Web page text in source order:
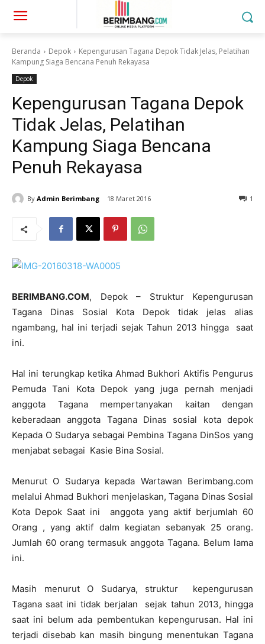
Beranda Depok
Kepengurusan Tagana Depok Tidak Jelas, Pelatihan
Kampung Siaga Bencana Penuh Rekayasa
Depok
Kepengurusan Tagana Depok
Tidak Jelas, Pelatihan
Kampung Siaga Bencana
Penuh Rekayasa
By Admin Berimbang 18 Maret 2016 1
BERIMBANG.COM, Depok – Struktur Kepengurusan
Tagana Dinas Sosial Kota Depok tidak jelas alias
ngambang, hal ini terjadi sejak Tahun 2013 hingga saat
ini.
Hal ini terungkap ketika Ahmad Bukhori Aktifis Pengurus
Pemuda Tani Kota Depok yang juga pernah menjadi
anggota Tagana mempertanyakan kaitan dengan
keberadaan anggota Tagana Dinas sosial kota depok
Kepada O Sudarya sebagai Pembina Tagana DinSos yang
menjabat sebagai Kasie Bina Sosial.
Menurut O Sudarya kepada Wartawan Berimbang.com
melalui Ahmad Bukhori menjelaskan, Tagana Dinas Sosial
Kota Depok Saat ini anggota yang aktif berjumlah 60
Orang , yang aktif dalm kegiatan sebanyak 25 orang.
Jumlah 60 orang termasuk anggota Tagana. Belum lama
ini.
Masih menurut O Sudarya, struktur kepengurusan
Tagana saat ini tidak berjalan sejak tahun 2013, hingga
saat ini belum ada pembentukan kepengurusan. Hal ini
terjadi disebab kan masih bingung menentukan Tagana